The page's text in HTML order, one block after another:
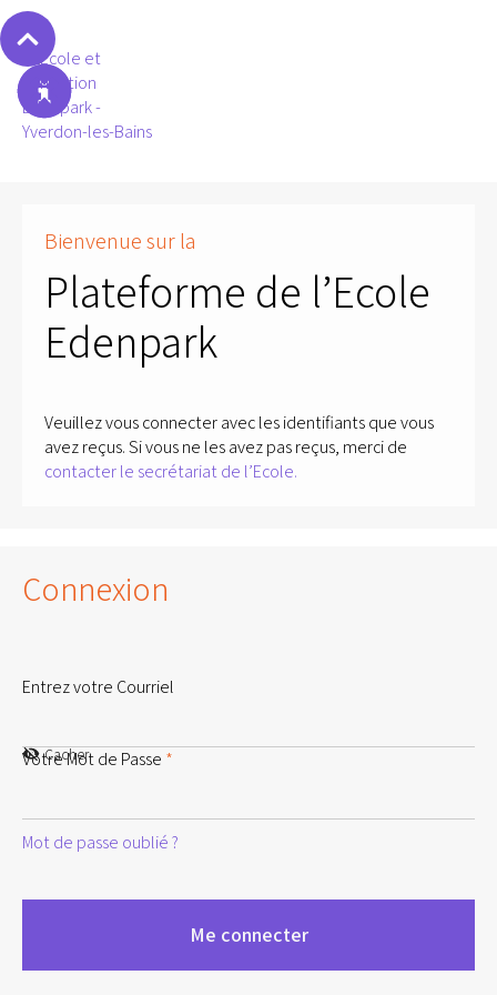
Bienvenue sur la
Plateforme de l’Ecole
Edenpark
Veuillez vous connecter avec les identifiants que vous
avez reçus. Si vous ne les avez pas reçus, merci de
contacter le secrétariat de l’Ecole.
Connexion
Entrez votre Courriel
Votre Mot de Passe *
Cacher
Mot de passe oublié ?